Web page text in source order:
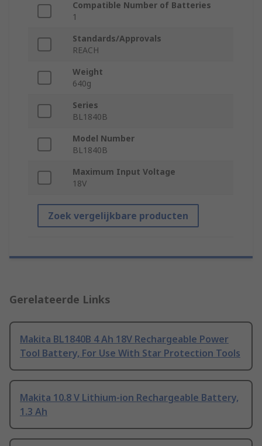
Compatible Number of Batteries
1
Standards/Approvals
REACH
Weight
640g
Series
BL1840B
Model Number
BL1840B
Maximum Input Voltage
18V
Zoek vergelijkbare producten
Gerelateerde Links
Makita BL1840B 4 Ah 18V Rechargeable Power
Tool Battery, For Use With Star Protection Tools
Makita 10.8 V Lithium-ion Rechargeable Battery,
1.3 Ah